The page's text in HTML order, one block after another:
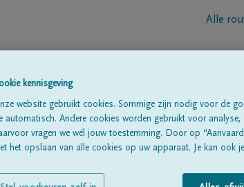
Alle
kennisgeving
website gebruikt cookies. Sommige zijn nodig voor de
automatisch. Andere cookies worden gebruikt voor
vragen we wél jouw toestemming. Door op
het opslaan van alle cookies op uw apparaat. Je kan ook